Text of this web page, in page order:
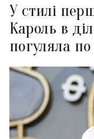
У стилі
Кароль в
погуляла